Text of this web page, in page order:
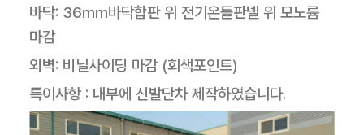
바닥: 36mm바닥합판 위 전기온돌판넬 위 모노륨
마감
외벽: 비닐사이딩 마감 (회색포인트)
특이사항 : 내부에 신발단차 제작하였습니다.